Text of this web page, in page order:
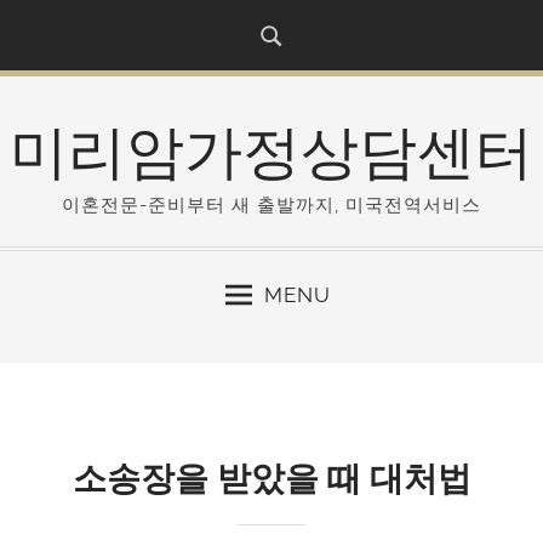
i
미리암가정상담센터
이혼전문-준비부터 새 출발까지, 미국전역서비스
MENU
소송장을 받았을 때 대처법